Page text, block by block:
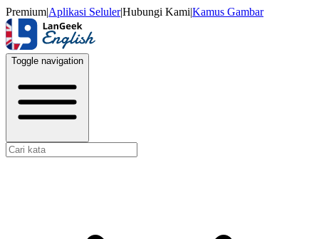
Premium|Aplikasi Seluler|Hubungi Kami|Kamus Gambar
Toggle navigation